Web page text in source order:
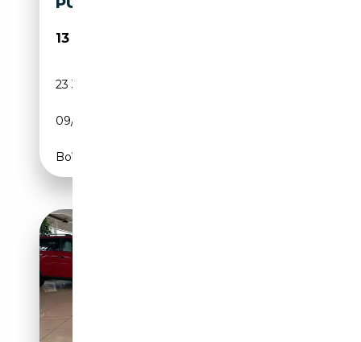
13 940€
23 355 km
09/2023
Boîte manuelle